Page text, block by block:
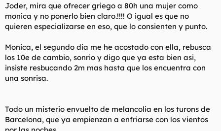
Joder, mira que ofrecer griego a 80h una mujer como
monica y no ponerlo bien claro.!!!! O igual es que no
quieren especializarse en eso, que lo consienten y punto.
Monica, el segundo dia me he acostado con ella, rebusca
los 10e de cambio, sonrio y digo que ya esta bien asi,
insiste resbucando 2m mas hasta que los encuentra con
una sonrisa.
Todo un misterio envuelto de melancolia en los turons de
Barcelona, que ya empienzan a enfriarse con los vientos